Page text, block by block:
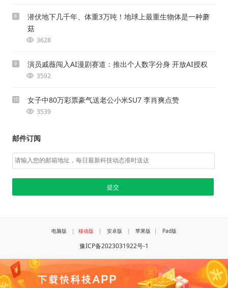
8
潜伏地下几千年、体重3万吨！地球上最重生物体是一种蘑
菇
3628
9 演员戚薇闯入AI漫剧赛道：推出个人数字分身 开放AI授权
3592
10 女子中80万彩票豪气送老公小米SU7 李肖爽点赞
3539
邮件订阅
电脑版 | 移动版 | 安卓版 | 苹果版 | Pad版
豫ICP备2023031922号-1